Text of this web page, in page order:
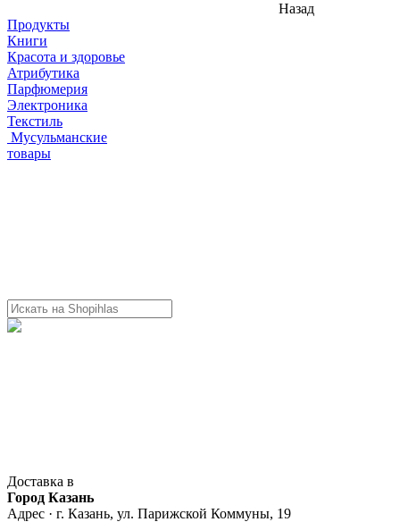
Назад
Продукты
Книги
Красота и здоровье
Атрибутика
Парфюмерия
Электроника
Текстиль
Мусульманские
товары
Доставка в
Город Казань
Адрес · г. Казань, ул. Парижской Коммуны, 19